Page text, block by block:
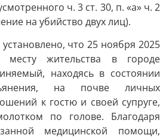
ч. 3 ст. 30, п. «а» ч. 2
на убийство двух лиц).
что 25 ноября 2025
жительства в городе
находясь в состоянии
на почве личных
к гостю и своей супруге,
по голове. Благодаря
медицинской помощи,